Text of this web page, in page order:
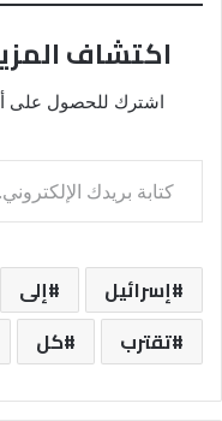
اكتشاف
اشترك للحصول على
كتابة بريدك الإلكتروني...
إسرائيل إلى
تقترب
كل